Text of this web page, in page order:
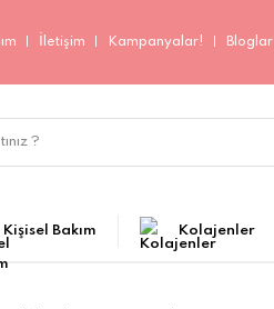
İletişim Kampanyalar! Bloglar
Kişisel Bakım Kolajenler